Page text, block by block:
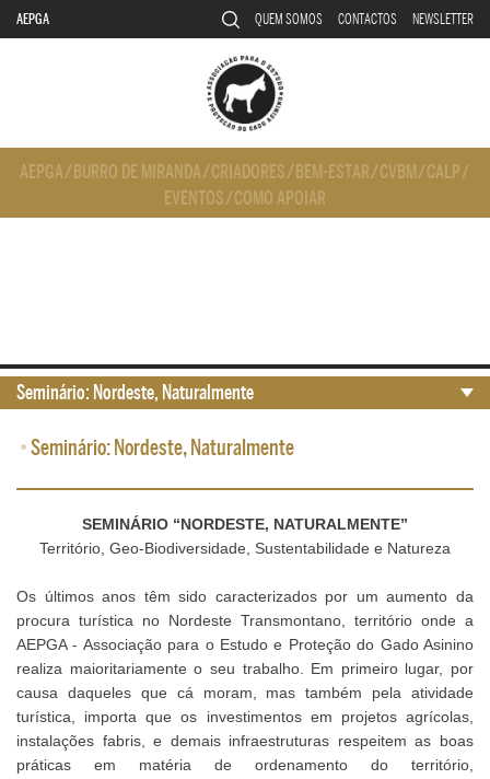
AEPGA QUEM SOMOS CONTACTOS NEWSLETTER
AEPGA/ BURRO DE MIRANDA/CRIADORES/ BEM-ESTAR/CVBM/CALP/
EVENTOS/COMO APOIAR
•Seminário: Nordeste, Naturalmente
SEMINÁRIO “NORDESTE, NATURALMENTE”
Território, Geo-Biodiversidade, Sustentabilidade e Natureza
Os últimos anos têm sido caracterizados por um aumento da
procura turística no Nordeste Transmontano, território onde a
AEPGA - Associação para o Estudo e Proteção do Gado Asinino
realiza maioritariamente o seu trabalho. Em primeiro lugar, por
causa daqueles que cá moram, mas também pela atividade
turística, importa que os investimentos em projetos agrícolas,
instalações fabris, e demais infraestruturas respeitem as boas
práticas em matéria de ordenamento do território,
Seminário: Nordeste, Naturalmente